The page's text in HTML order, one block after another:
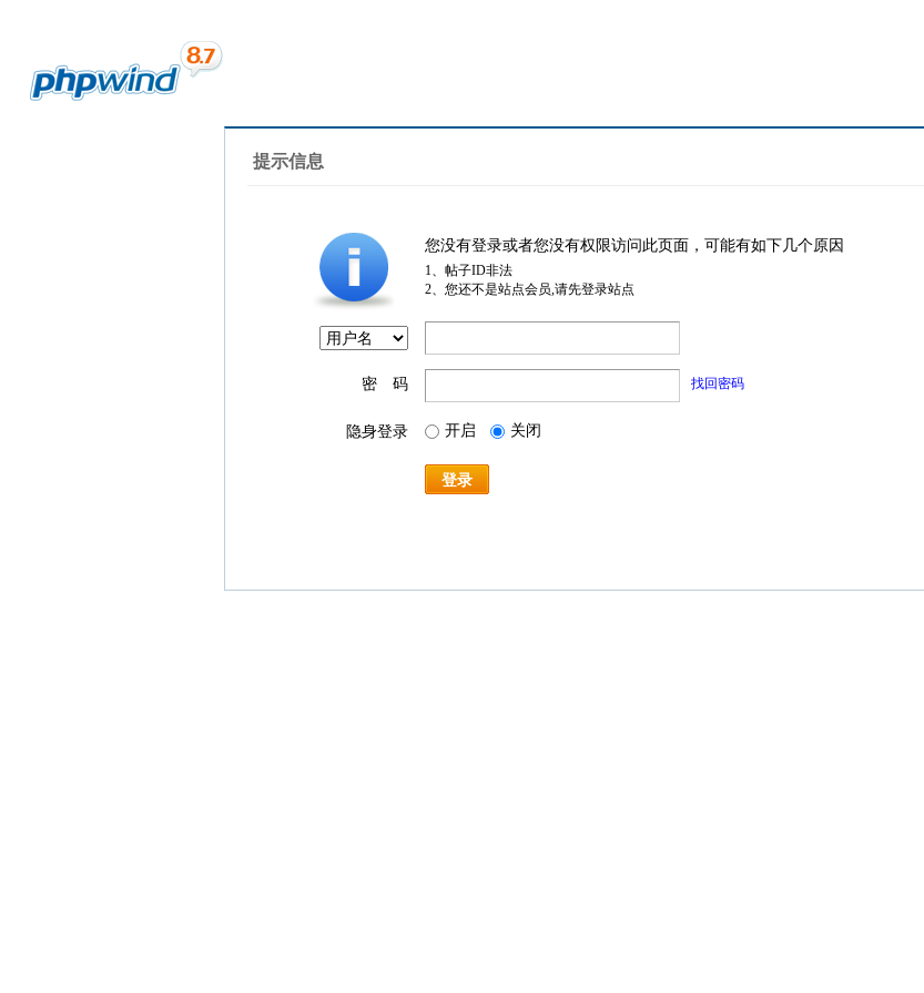
提示信息
您没有登录或者您没有权限访问此页面，可能有如下几个原因
1、帖子ID非法
2、您还不是站点会员,请先登录站点
密 码 找回密码
隐身登录 开启 关闭
登录